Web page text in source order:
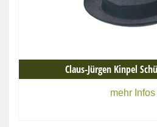
Claus-Jürgen Kinpel
mehr Infos